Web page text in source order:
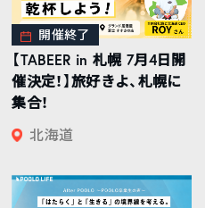
開催終了
【TABEER in 札幌 7月4日開
催決定！】旅好きよ、札幌に
集合！
北海道